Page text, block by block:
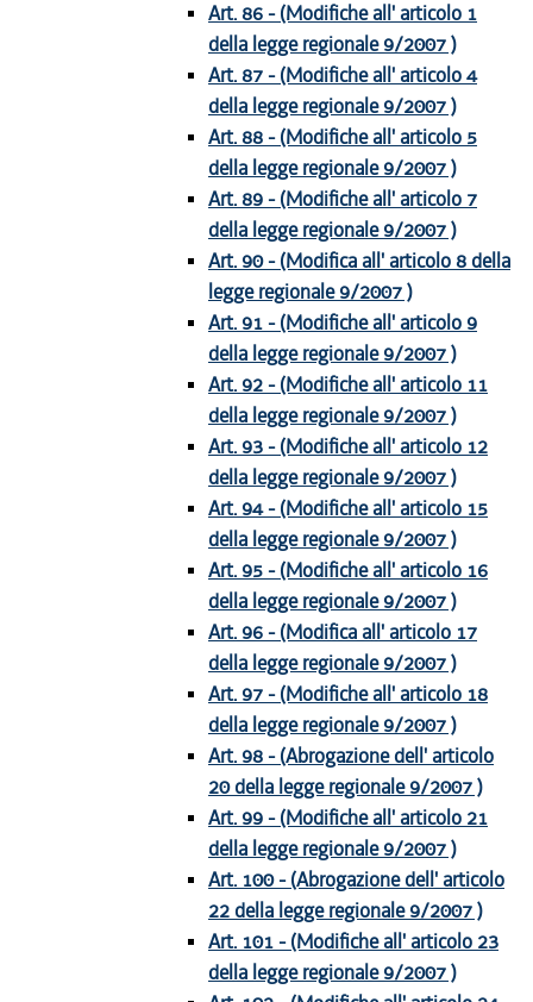
Art. 86 - (Modifiche all' articolo 1
della legge regionale 9/2007 )
Art. 87 - (Modifiche all' articolo 4
della legge regionale 9/2007 )
Art. 88 - (Modifiche all' articolo 5
della legge regionale 9/2007 )
Art. 89 - (Modifiche all' articolo 7
della legge regionale 9/2007 )
Art. 90 - (Modifica all' articolo 8 della
legge regionale 9/2007 )
Art. 91 - (Modifiche all' articolo 9
della legge regionale 9/2007 )
Art. 92 - (Modifiche all' articolo 11
della legge regionale 9/2007 )
Art. 93 - (Modifiche all' articolo 12
della legge regionale 9/2007 )
Art. 94 - (Modifiche all' articolo 15
della legge regionale 9/2007 )
Art. 95 - (Modifiche all' articolo 16
della legge regionale 9/2007 )
Art. 96 - (Modifica all' articolo 17
della legge regionale 9/2007 )
Art. 97 - (Modifiche all' articolo 18
della legge regionale 9/2007 )
Art. 98 - (Abrogazione dell' articolo
20 della legge regionale 9/2007 )
Art. 99 - (Modifiche all' articolo 21
della legge regionale 9/2007 )
Art. 100 - (Abrogazione dell' articolo
22 della legge regionale 9/2007 )
Art. 101 - (Modifiche all' articolo 23
della legge regionale 9/2007 )